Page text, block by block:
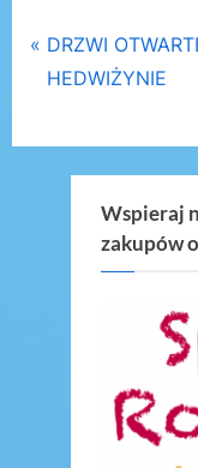
Nawigacja
P
r
v
DRZWI
HEDWIŻYNIE
Wspieraj
zakupów